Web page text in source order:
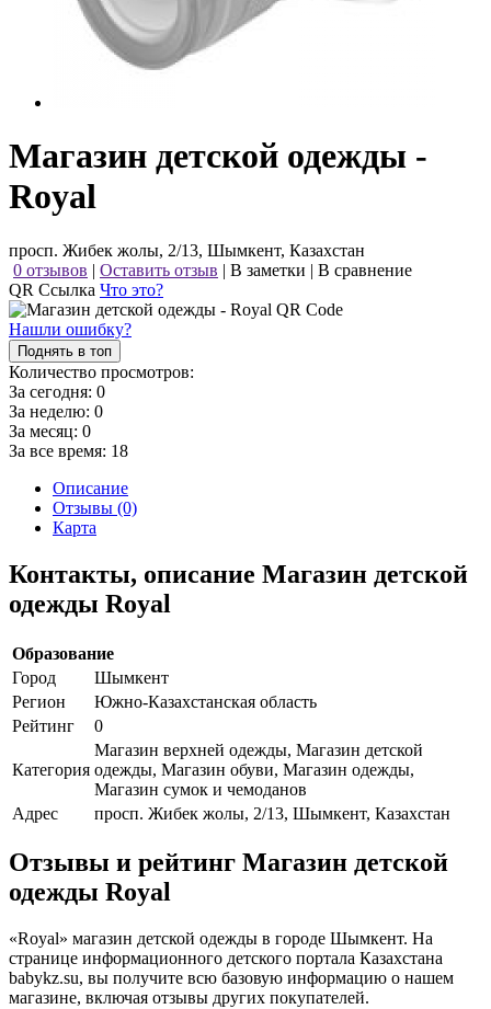
Магазин детской одежды -
Royal
просп. Жибек жолы, 2/13, Шымкент, Казахстан
0 отзывов | Оставить отзыв | В заметки | В сравнение
QR Ссылка Что это?
Нашли ошибку?
Поднять в топ
Количество просмотров:
За сегодня: 0
За неделю: 0
За месяц: 0
За все время: 18
Описание
Отзывы (0)
Карта
Контакты, описание Магазин детской
одежды Royal
Образование
Город
Шымкент
Регион
Южно-Казахстанская область
Рейтинг
0
Категория
Магазин верхней одежды, Магазин детской
одежды, Магазин обуви, Магазин одежды,
Магазин сумок и чемоданов
Адрес
просп. Жибек жолы, 2/13, Шымкент, Казахстан
Отзывы и рейтинг Магазин детской
одежды Royal
«Royal» магазин детской одежды в городе Шымкент. На
странице информационного детского портала Казахстана
babykz.su, вы получите всю базовую информацию о нашем
магазине, включая отзывы других покупателей.